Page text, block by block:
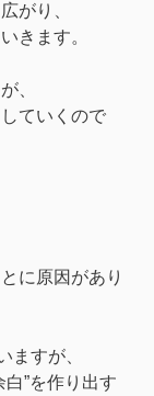
がり、
きます。
、
ていくので
に原因があり
ますが、
”を作り出す